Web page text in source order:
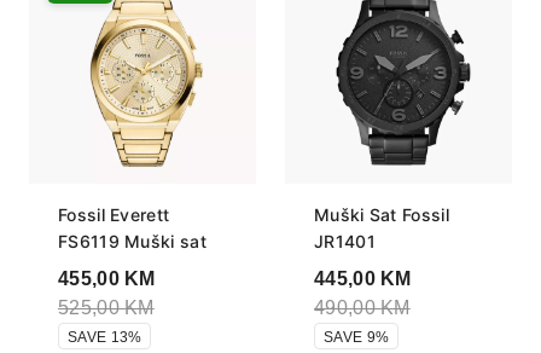
Fossil Everett
FS6119 Muški sat
455,00 KM
525,00KM
SAVE 13%
Muški Sat Fossil
JR1401
445,00 KM
490,00KM
SAVE 9%